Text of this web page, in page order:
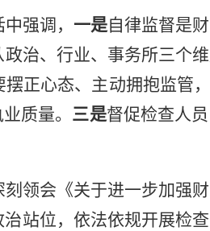
中强调 ， 一是自律监督是
政治、行业、事务所三个
正心态、主动拥抱监管
质量。 三是督促检查人
刻领会《关于进一步加强
治站位， 依法依规开展检